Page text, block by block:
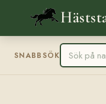
SNABBSÖK